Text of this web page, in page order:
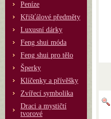
Peníze
Křišťálové předměty
Luxusní dárky
Feng shui móda
Feng shui pro tělo
Šperky
Klíčenky a přívěšky
Zvířecí symbolika
Draci a mystičtí
tvorové